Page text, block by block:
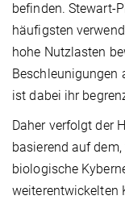
befinden. Stewart-
häufigsten
hohe Nutzlasten
Beschleunigungen
ist dabei ihr
Daher verfolgt der
basierend auf
biologische
weiterentwickelten